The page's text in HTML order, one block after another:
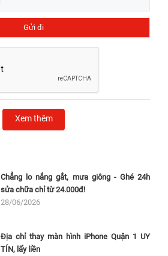
Xem thêm
Chẳng lo nắng gắt, mưa giông - Ghé 24h
sửa chữa chỉ từ 24.000đ!
28/06/2026
Địa chỉ thay màn hình iPhone Quận 1 UY
TÍN, lấy liền